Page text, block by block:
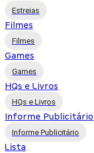
Estreias
Filmes
Filmes
Games
Games
HQs e Livros
HQs e Livros
Informe Publicitário
Informe Publicitário
Lista